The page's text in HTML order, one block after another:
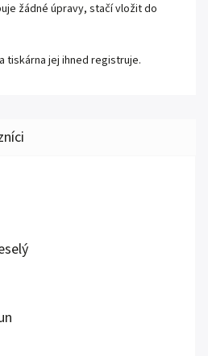
žádné úpravy, stačí vložit do
tiskárna jej ihned registruje.